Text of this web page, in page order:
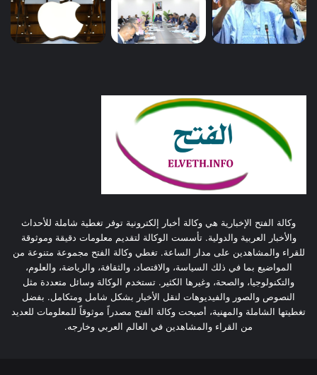
وكالة الفتح الإخبارية هي وكالة أخبار إلكترونية توفر تغطية شاملة للأحداث
والأخبار العربية والدولية. تأسست الوكالة لتقديم معلومات دقيقة وموثوقة
للقراء والمشاهدين على مدار الساعة. تغطي وكالة الفتح مجموعة متنوعة من
المواضيع بما في ذلك السياسة، والاقتصاد، والثقافة، والرياضة، والعلوم،
والتكنولوجيا، والصحة، وغيرها الكثير. تستخدم الوكالة وسائل متعددة مثل
النصوص والصور والفيديوهات لنقل الأخبار بشكل شامل ومتكامل. بفضل
تغطيتها الشاملة والمهنية، أصبحت وكالة الفتح مصدراً موثوقاً للمعلومات للعديد
من القراء والمشاهدين في العالم العربي وخارجه.